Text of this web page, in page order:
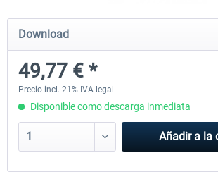
Ultimate Traffic Live
49,77 € *
Download
49,77 € *
Precio incl. 21% IVA legal
Disponible como descarga inmediata
Añadir a la